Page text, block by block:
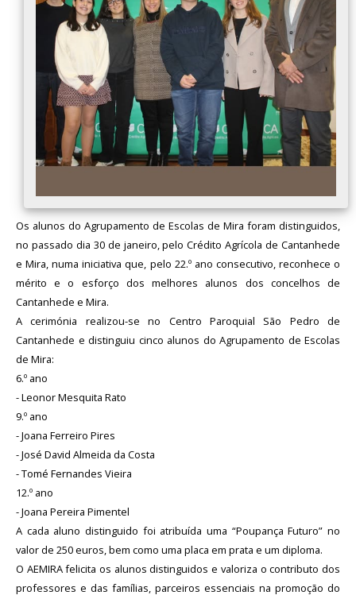
Avaliação
Os alunos do Agrupamento de Escolas de Mira foram distinguidos,
no passado dia 30 de janeiro, pelo Crédito Agrícola de Cantanhede
e Mira, numa iniciativa que, pelo 22.º ano consecutivo, reconhece o
mérito e o esforço dos melhores alunos dos concelhos de
Cantanhede e Mira.
A cerimónia realizou-se no Centro Paroquial São Pedro de
Cantanhede e distinguiu cinco alunos do Agrupamento de Escolas
de Mira:
6.º ano
- Leonor Mesquita Rato
9.º ano
- Joana Ferreiro Pires
- José David Almeida da Costa
- Tomé Fernandes Vieira
12.º ano
- Joana Pereira Pimentel
A cada aluno distinguido foi atribuída uma “Poupança Futuro” no
valor de 250 euros, bem como uma placa em prata e um diploma.
O AEMIRA felicita os alunos distinguidos e valoriza o contributo dos
professores e das famílias, parceiros essenciais na promoção do